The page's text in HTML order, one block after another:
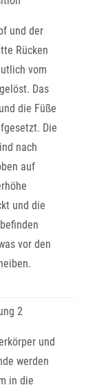
und der
Rücken
vom
Das
die Füße
Die
nach
auf
und die
vor den
2
und
werden
in die